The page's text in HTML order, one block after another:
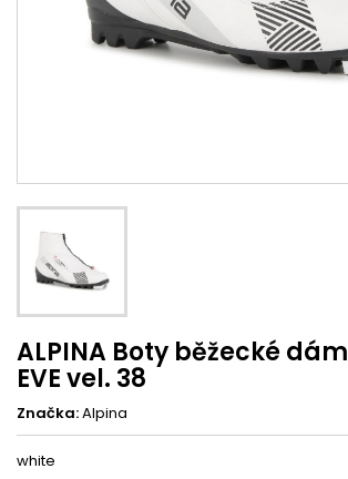
ALPINA Boty běžecké
EVE vel. 38
Značka:Alpina
white